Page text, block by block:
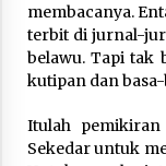
membacanya.
terbit di jurnal-
belawu. Tapi tak
kutipan dan
Itulah
Sekedar untuk